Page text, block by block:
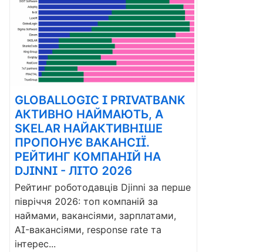
GLOBALLOGIC І PRIVATBANK
АКТИВНО НАЙМАЮТЬ, А
SKELAR НАЙАКТИВНІШЕ
ПРОПОНУЄ ВАКАНСІЇ.
РЕЙТИНГ КОМПАНІЙ НА
DJINNI - ЛІТО 2026
Рейтинг роботодавців Djinni за перше
півріччя 2026: топ компаній за
наймами, вакансіями, зарплатами,
AI-вакансіями, response rate та
інтерес...